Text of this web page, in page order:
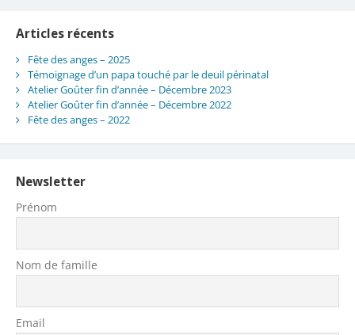
Articles récents
Fête des anges – 2025
Témoignage d’un papa touché par le deuil périnatal
Atelier Goûter fin d’année – Décembre 2023
Atelier Goûter fin d’année – Décembre 2022
Fête des anges – 2022
Newsletter
Prénom
Nom de famille
Email